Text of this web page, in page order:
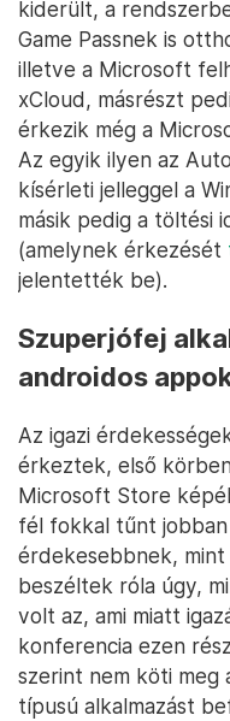
kiderült, a
Game Passnek is
illetve a Microsoft
xCloud, másrészt
érkezik még a
Az egyik ilyen az
kísérleti jelleggel a
másik pedig a töltési
(amelynek érkezését
jelentették be).
Szuperjófej
androidos
Az igazi
érkeztek, első
Microsoft Store
fél fokkal tűnt
érdekesebbnek, mint
beszéltek róla úgy,
volt az, ami miatt
konferencia ezen
szerint nem köti meg
típusú alkalmazást